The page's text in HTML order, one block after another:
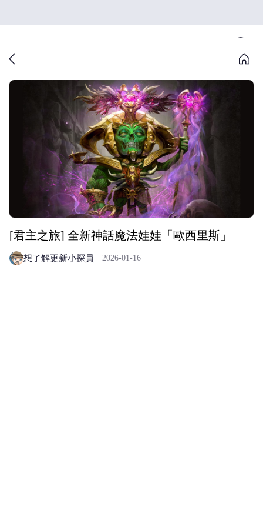
[君主之旅] 全新神話魔法娃娃「歐西里斯」
想了解更新小探員 2026-01-16